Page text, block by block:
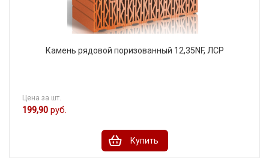
Камень рядовой поризованный 12,35NF, ЛСР
Цена за шт.
199,90 руб.
Купить